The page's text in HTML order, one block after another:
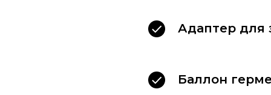
Адаптер для
Баллон